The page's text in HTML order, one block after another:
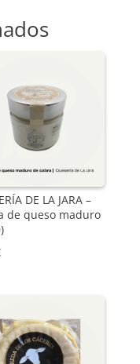
DE LA JARA –
de queso maduro